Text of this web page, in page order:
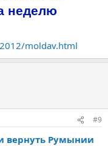
неделю
moldav.html
#9
вернуть Румынии